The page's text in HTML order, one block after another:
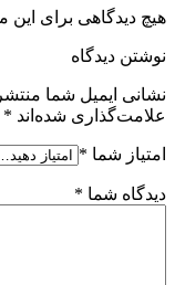
هیچ دیدگاهی برای
نوشتن دیدگاه
نشانی ایمیل شما
علامت‌گذاری شده‌اند *
امتیاز شما *
دیدگاه شما *